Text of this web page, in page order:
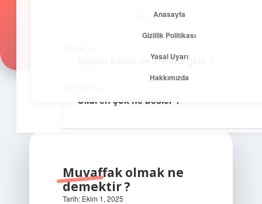
Anasayfa
Yasal Uyarı
Hakkımızda
Zirvedeki Fikirler
Muvaffak olmak ne
demektir ?
Tarih: Ekim 1, 2025
Şeytan kınası ne anlama gelir ?
Cildi en çok ne besler ?
Anasayfa
Gizlilik Politikası
Yasal Uyarı
Hakkımızda